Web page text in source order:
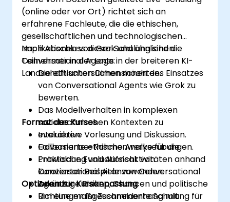
(online oder vor Ort) richtet sich an
erfahrene Fachleute, die die ethischen,
gesellschaftlichen und technologischen
Implikationen von Grok und ähnlichen
Conversational Agents in der breiteren KI-
Landschaft untersuchen möchten.
Nach Abschluss dieser Schulung sind die
Teilnehmer in der Lage:
Die ethischen Dimensionen des Einsatzes
von Conversational Agents wie Grok zu
bewerten.
Das Modellverhalten in komplexen
soziotechnischen Kontexten zu
evaluieren.
Governance-Rahmenwerke für die
Entwicklung und Aufsicht von
Conversational AI anzuwenden.
Zukünftige Risiken, Chancen und politische
Richtungen im Zusammenhang mit
Format des Kurses
Interaktive Vorlesung und Diskussion.
Fallbasierte ethische Analyseübungen.
Praktische Evaluationsaktivitäten anhand
kuratierter Beispiele von Conversational
Agents.
Optionen zur Kursanpassung
Um eine maßgeschneiderte Schulung für